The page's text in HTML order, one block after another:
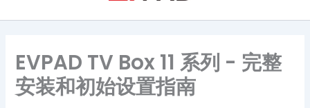
EVPAD TV Box 11 系列 - 完整
安装和初始设置指南